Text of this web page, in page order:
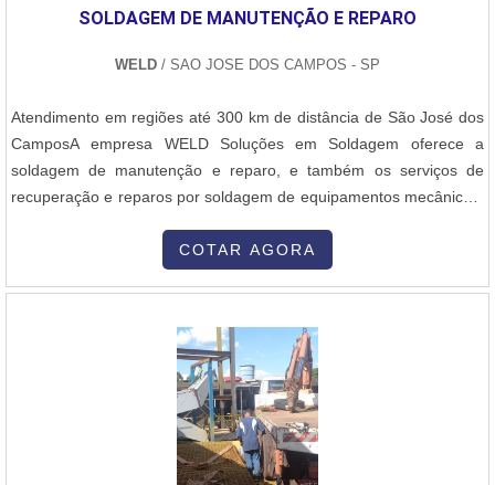
SOLDAGEM DE MANUTENÇÃO E REPARO
WELD / SAO JOSE DOS CAMPOS - SP
Atendimento em regiões até 300 km de distância de São José dos
CamposA empresa WELD Soluções em Soldagem oferece a
soldagem de manutenção e reparo, e também os serviços de
recuperação e reparos por soldagem de equipamentos mecânicos,
de sua indústria:- Fabricação, montagem, soldagem e inspeção de
COTAR AGORA